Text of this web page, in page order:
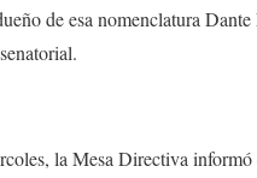
de esa nomenclatura
la Mesa Directiva